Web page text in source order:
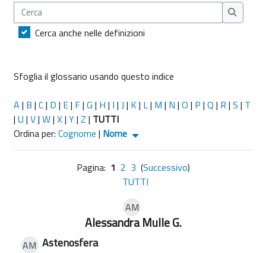
Cerca
Cerca
Cerca anche nelle definizioni
Sfoglia il glossario usando questo indice
A | B | C| D | E| F| G | H | I | J | K | L| M | N | O | P | Q | R | S | T
| U | V| W| X| Y| Z | TUTTI
Ordinato per Nome crescente
Ordina per: Cognome | Nome
Pagina: 1 2 3 (Successivo)
TUTTI
AM
Alessandra Mulle G.
AM Astenosfera